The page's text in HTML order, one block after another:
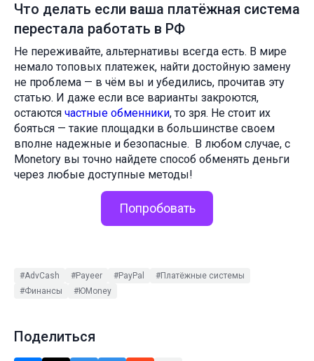
Что делать если ваша платёжная система
перестала работать в РФ
Не переживайте, альтернативы всегда есть. В мире
немало топовых платежек, найти достойную замену
не проблема — в чём вы и убедились, прочитав эту
статью. И даже если все варианты закроются,
остаются частные обменники, то зря. Не стоит их
бояться — такие площадки в большинстве своем
вполне надежные и безопасные. В любом случае, с
Monetory вы точно найдете способ обменять деньги
через любые доступные методы!
Попробовать
#AdvCash #Payeer #PayPal
#Платёжные системы
#Финансы
#ЮMoney
Поделиться